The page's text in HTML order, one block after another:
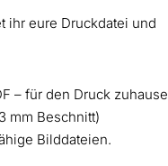
ihr eure Druckdatei und
– für den Druck zuhause
mm Beschnitt)
Bilddateien.